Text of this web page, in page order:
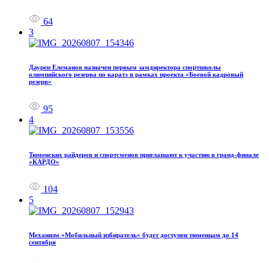
64
3
Даурен Елеманов назначен первым замдиректора спортшколы
олимпийского резерва по каратэ в рамках проекта «Боевой кадровый
резерв»
95
4
Тюменских райдеров и спортсменов приглашают к участию в гранд-финале
«КАРДО»
104
5
Механизм «Мобильный избиратель» будет доступен тюменцам до 14
сентября